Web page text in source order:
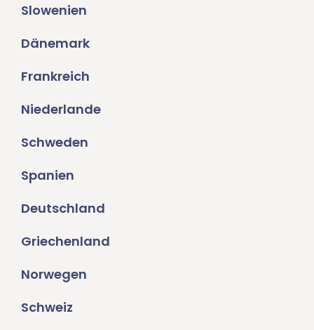
Slowenien
Dänemark
Frankreich
Niederlande
Schweden
Spanien
Deutschland
Griechenland
Norwegen
Schweiz